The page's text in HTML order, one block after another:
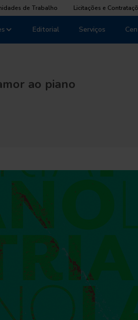
de Trabalho Licitações e
Editorial Serviços
ao piano